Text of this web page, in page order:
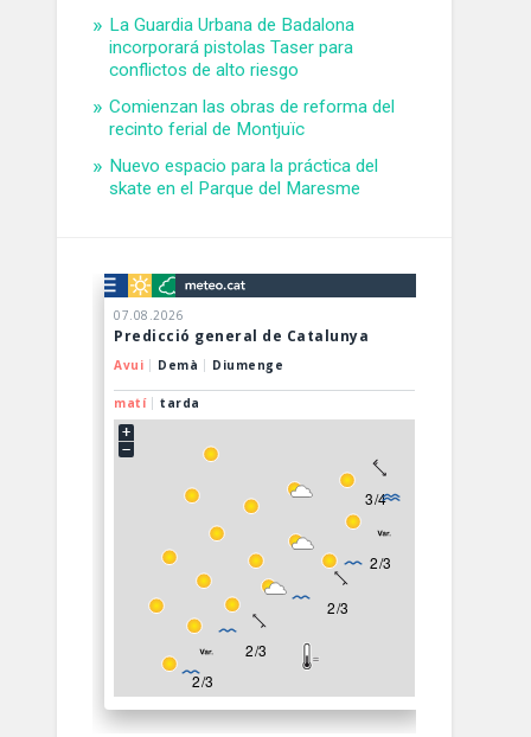
La Guardia Urbana de Badalona
incorporará pistolas Taser para
conflictos de alto riesgo
Comienzan las obras de reforma del
recinto ferial de Montjuïc
Nuevo espacio para la práctica del
skate en el Parque del Maresme